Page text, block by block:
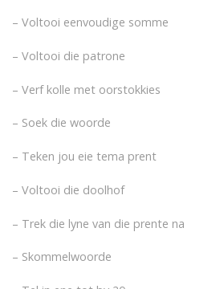
– Voltooi eenvoudige somme
– Voltooi die patrone
– Verf kolle met oorstokkies
– Soek die woorde
– Teken jou eie tema prent
– Voltooi die doolhof
– Trek die lyne van die prente na
– Skommelwoorde